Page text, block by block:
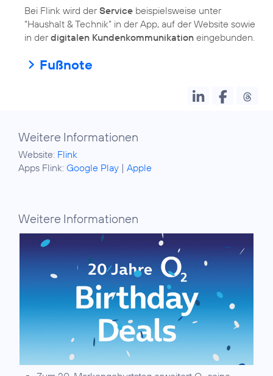
Bei Flink wird derService beispielsweise unter
“Haushalt & Technik” in der App, auf der Website sowie
in derdigitalen Kundenkommunikation eingebunden.
Fußnote
Weitere Informationen
Website: Flink
Apps Flink: Google Play | Apple
Weitere Informationen